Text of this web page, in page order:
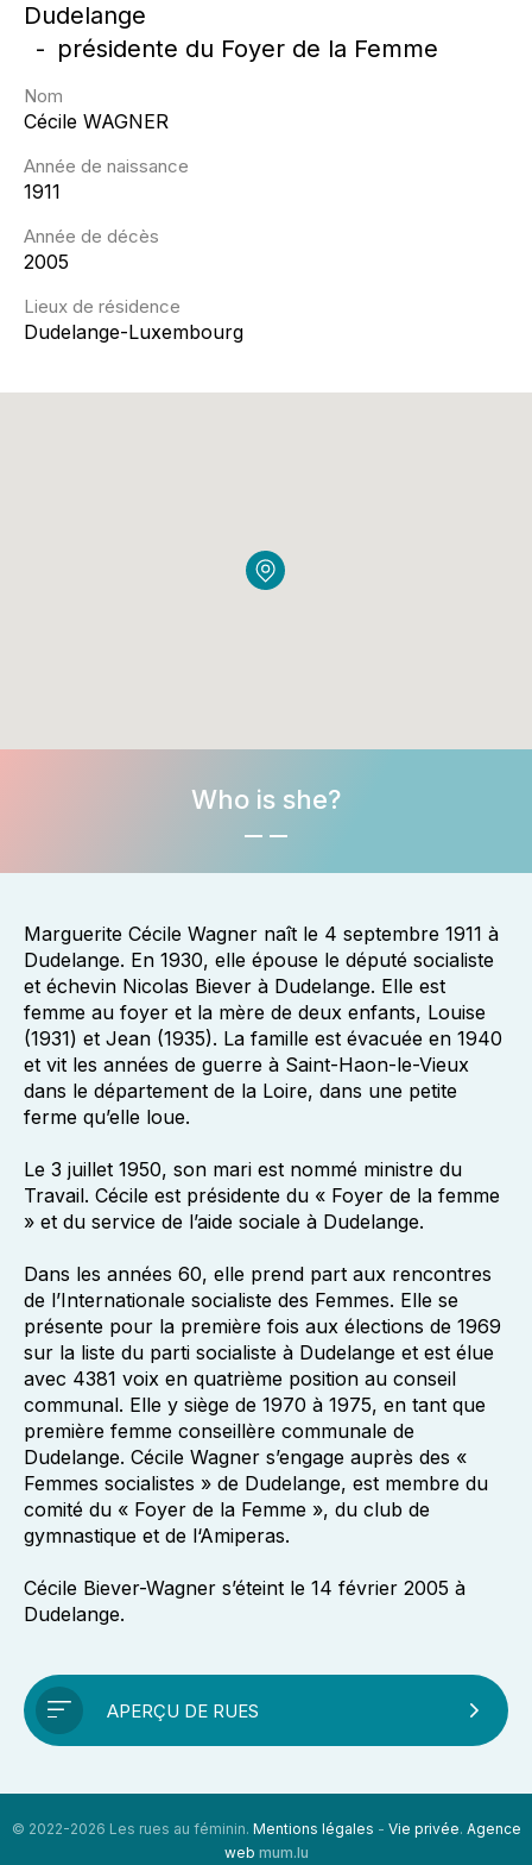
Dudelange
présidente du Foyer de la Femme
Nom
Cécile WAGNER
Année de naissance
1911
Année de décès
2005
Lieux de résidence
Dudelange-Luxembourg
Who is she?
Marguerite Cécile Wagner naît le 4 septembre 1911 à
Dudelange. En 1930, elle épouse le député socialiste
et échevin Nicolas Biever à Dudelange. Elle est
femme au foyer et la mère de deux enfants, Louise
(1931) et Jean (1935). La famille est évacuée en 1940
et vit les années de guerre à Saint-Haon-le-Vieux
dans le département de la Loire, dans une petite
ferme qu’elle loue.
Le 3 juillet 1950, son mari est nommé ministre du
Travail. Cécile est présidente du « Foyer de la femme
» et du service de l’aide sociale à Dudelange.
Dans les années 60, elle prend part aux rencontres
de l’Internationale socialiste des Femmes. Elle se
présente pour la première fois aux élections de 1969
sur la liste du parti socialiste à Dudelange et est élue
avec 4381 voix en quatrième position au conseil
communal. Elle y siège de 1970 à 1975, en tant que
première femme conseillère communale de
Dudelange. Cécile Wagner s’engage auprès des «
Femmes socialistes » de Dudelange, est membre du
comité du « Foyer de la Femme », du club de
gymnastique et de l‘Amiperas.
Cécile Biever-Wagner s’éteint le 14 février 2005 à
Dudelange.
APERÇU DE RUES
© 2022-2026 Les rues au féminin. Mentions légales - Vie privée. Agence
web mum.lu